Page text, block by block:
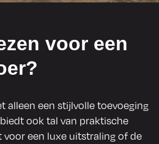
voor een
alleen een stijlvolle toevoeging
ook tal van praktische
voor een luxe uitstraling of de